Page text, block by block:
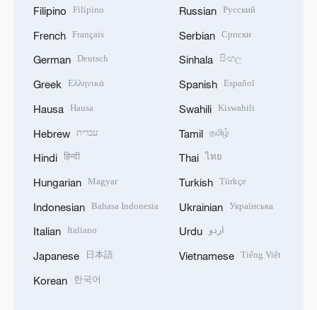
Filipino Filipino
French Français
German Deutsch
Greek Ελληνικά
Hausa Hausa
Hebrew עברית
Hindi हिन्दी
Hungarian Magyar
Indonesian Bahasa Indonesia
Italian Italiano
Japanese 日本語
Korean 한국어
Russian Русский
Serbian Српски
Sinhala සිංහල
Spanish Español
Swahili Kiswahili
Tamil தமிழ்
Thai ไทย
Turkish Türkçe
Ukrainian Українська
Urdu اردو
Vietnamese Tiếng Việt